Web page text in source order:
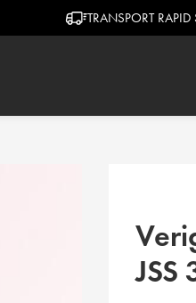
TRANSPORT RAPID SI GRATUIT
JSS